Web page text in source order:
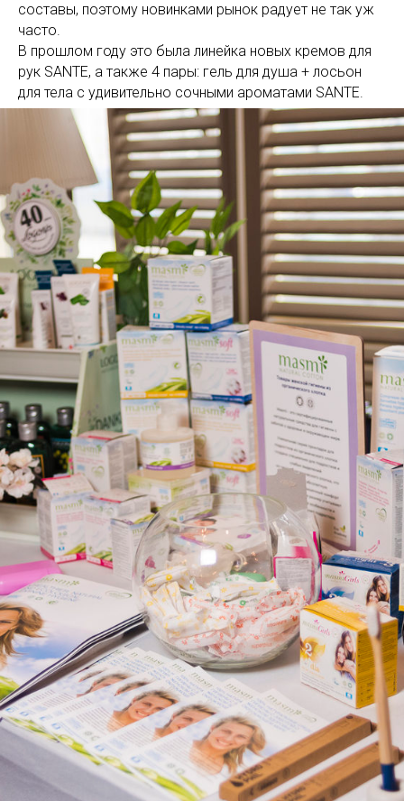
составы, поэтому новинками рынок радует не так уж
часто.
В прошлом году это была линейка новых кремов для
рук SANTE, а также 4 пары: гель для душа + лосьон
для тела с удивительно сочными ароматами SANTE.